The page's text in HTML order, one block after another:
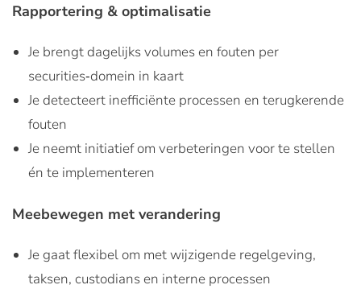
Rapportering & optimalisatie
Je brengt dagelijks volumes en fouten per
securities‑domein in kaart
Je detecteert inefficiënte processen en terugkerende
fouten
Je neemt initiatief om verbeteringen voor te stellen
én te implementeren
Meebewegen met verandering
Je gaat flexibel om met wijzigende regelgeving,
taksen, custodians en interne processen